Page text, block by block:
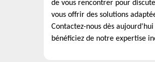
de vous rencontrer pour
vous offrir des solutions
Contactez-nous dès
bénéficiez de notre expertise